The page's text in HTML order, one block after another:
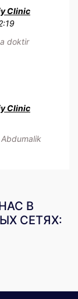
Clinic
doktir
Clinic
В
СЕТЯХ: